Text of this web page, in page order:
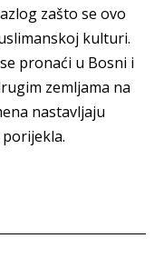
zašto se ovo
kulturi.
pronaći u Bosni i
zemljama na
nastavljaju